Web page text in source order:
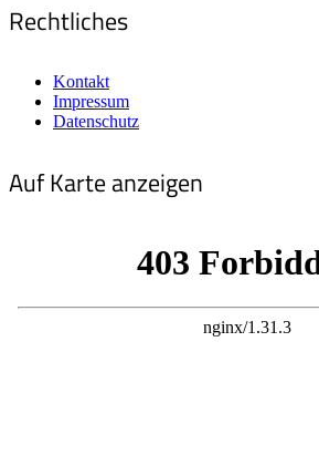
Rechtliches
Kontakt
Impressum
Datenschutz
Auf Karte anzeigen